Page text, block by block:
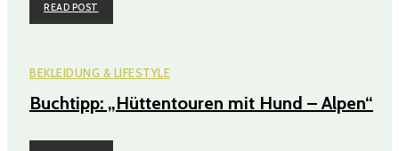
READ POST
BEKLEIDUNG & LIFESTYLE
Buchtipp: „Hüttentouren mit Hund – Alpen“